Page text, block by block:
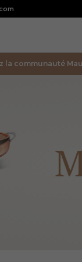
la communauté